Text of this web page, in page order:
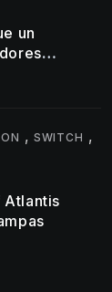
un
, SWITCH ,
Atlantis